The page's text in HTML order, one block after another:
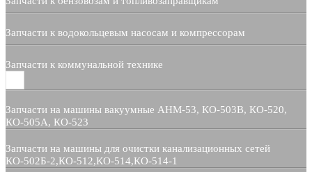
Запчасти к водокольцевым насосам и компрессорам
Запчасти к коммунальной технике
Запчасти на машины вакуумные АНМ-53, КО-503В, КО-520,
КО-505А, КО-523
Запчасти на машины для очистки канализационных сетей
КО-502Б-2,КО-512,КО-514,КО-514-1